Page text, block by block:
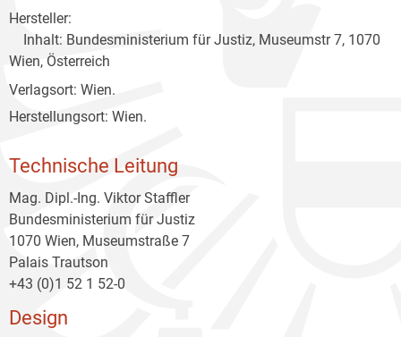
Hersteller:
Inhalt: Bundesministerium für Justiz, Museumstr 7, 1070
Wien, Österreich
Verlagsort: Wien.
Herstellungsort: Wien.
Technische Leitung
Mag. Dipl.-Ing. Viktor Staffler
Bundesministerium für Justiz
1070 Wien, Museumstraße 7
Palais Trautson
+43 (0)1 52 1 52-0
Design